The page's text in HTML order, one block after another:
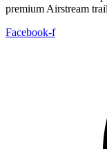
premium Airstream
Facebook-f